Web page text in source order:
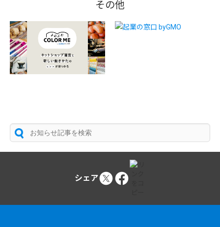
その他
シェア